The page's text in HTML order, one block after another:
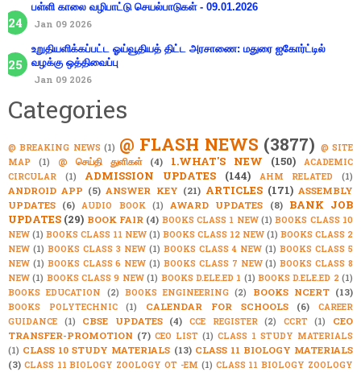
பள்ளி காலை வழிபாட்டு செயல்பாடுகள் - 09.01.2026
Jan 09 2026
உறுதியளிக்கப்பட்ட ஓய்வூதியத் திட்ட அரசாணை: மதுரை ஐகோர்ட்டில்
வழக்கு ஒத்திவைப்பு
Jan 09 2026
Categories
@ BREAKING NEWS (1) @ FLASH NEWS (3877) @ SITE
MAP
(1) @ செய்தி துளிகள் (4) 1.WHAT'S NEW (150)
ACADEMIC
CIRCULAR
(1) ADMISSION UPDATES (144) AHM RELATED (1)
ANDROID APP (5) ANSWER KEY (21) ARTICLES (171) ASSEMBLY
UPDATES (6) AUDIO BOOK (1) AWARD UPDATES (8)
BANK JOB
UPDATES (29) BOOK FAIR (4) BOOKS CLASS 1 NEW (1) BOOKS CLASS 10
NEW (1) BOOKS CLASS 11 NEW (1) BOOKS CLASS 12 NEW (1) BOOKS CLASS 2
NEW (1) BOOKS CLASS 3 NEW (1) BOOKS CLASS 4 NEW (1) BOOKS CLASS 5
NEW (1) BOOKS CLASS 6 NEW (1) BOOKS CLASS 7 NEW (1) BOOKS CLASS 8
NEW (1) BOOKS CLASS 9 NEW (1) BOOKS D.ELE.ED 1 (1) BOOKS D.ELE.ED 2 (1)
BOOKS EDUCATION
(2) BOOKS ENGINEERING (2) BOOKS NCERT (13)
BOOKS POLYTECHNIC (1) CALENDAR FOR SCHOOLS (6)
CAREER
GUIDANCE
(1) CBSE UPDATES (4) CCE REGISTER (2) CCRT (1)
CEO
TRANSFER-PROMOTION (7) CEO LIST (1) CLASS 1 STUDY MATERIALS
(1) CLASS 10 STUDY MATERIALS (13) CLASS 11 BIOLOGY MATERIALS
(3) CLASS 11 BIOLOGY ZOOLOGY OT -EM (1) CLASS 11 BIOLOGY ZOOLOGY